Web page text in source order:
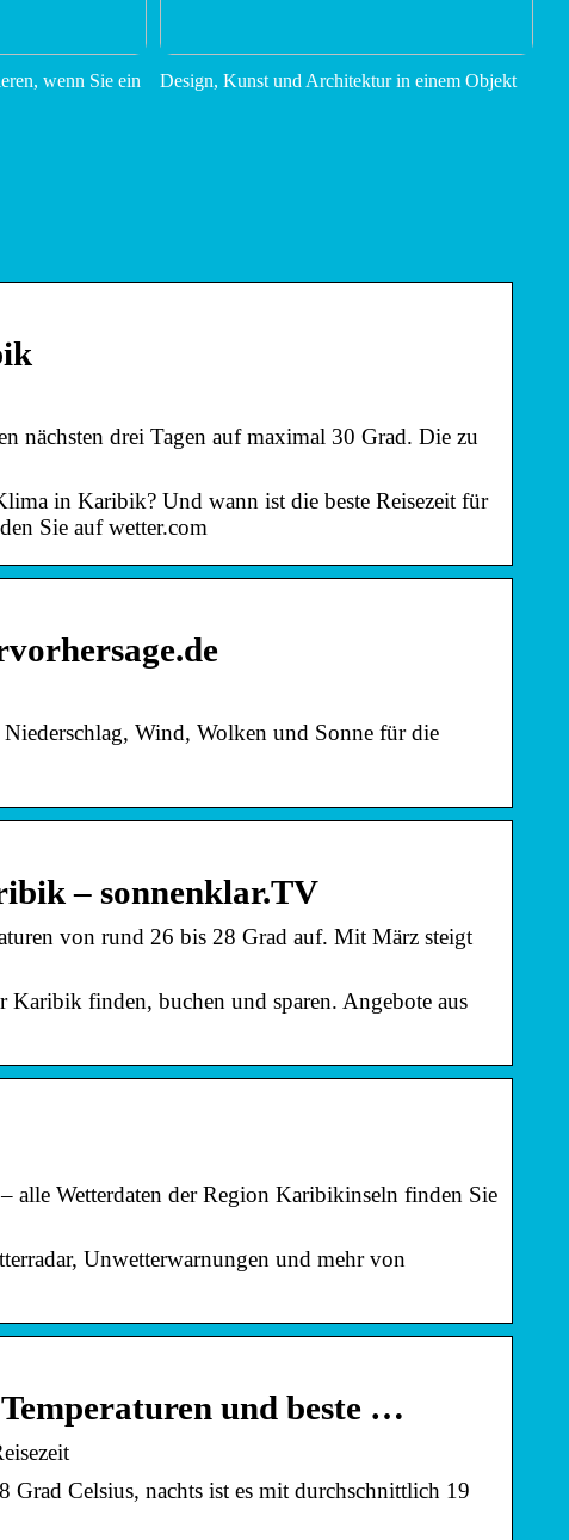
wenn Sie ein
Design, Kunst und Architektur in einem Objekt
drei Tagen auf maximal 30 Grad. Die zu
in Karibik? Und wann ist die beste Reisezeit für
Sie auf wetter.com
Wind, Wolken und Sonne für die
– sonnenklar.TV
von rund 26 bis 28 Grad auf. Mit März steigt
Karibik finden, buchen und sparen. Angebote aus
alle Wetterdaten der Region Karibikinseln finden Sie
Unwetterwarnungen und mehr von
und beste …
Grad Celsius, nachts ist es mit durchschnittlich 19